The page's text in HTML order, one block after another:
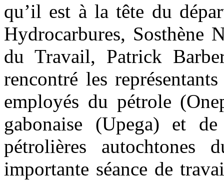
qu’il est à la tête du
Hydrocarbures, Sosthène
du Travail, Patrick
rencontré les
employés du pétrole
gabonaise (Upega) et
pétrolières autochtones
importante séance de